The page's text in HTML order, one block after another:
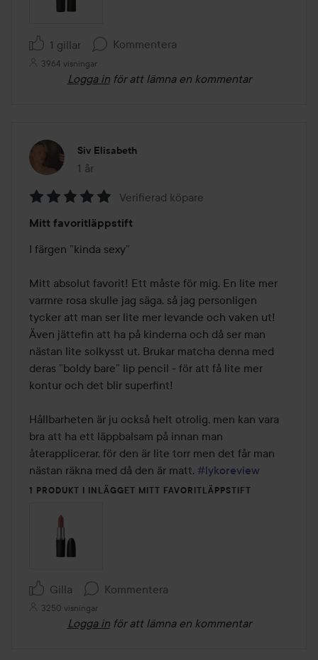
1 gillar Kommentera
3964 visningar
Logga in för att lämna en kommentar
Siv Elisabeth
1 år
Inlägget skapades 1 år
5
av
Verifierad köpare
Mitt favoritläppstift
I färgen ”kinda sexy”
Mitt absolut favorit! Ett måste för mig. En lite mer
varmre rosa skulle jag säga, så jag personligen
tycker att man ser lite mer levande och vaken ut!
Även jättefin att ha på kinderna och då ser man
nästan lite solkysst ut. Brukar matcha denna med
deras ”boldy bare” lip pencil - för att få lite mer
kontur och det blir superfint!
Hållbarheten är ju också helt otrolig, men kan vara
bra att ha ett läppbalsam på innan man
återapplicerar, för den är lite torr men det får man
nästan räkna med då den är matt. #lykoreview
1 PRODUKT I INLÄGGET MITT FAVORITLÄPPSTIFT
Gilla Kommentera
3250 visningar
Logga in för att lämna en kommentar